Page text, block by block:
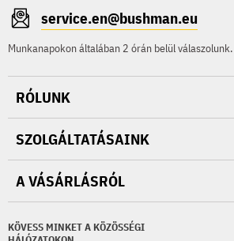
service.en@bushman.eu
Munkanapokon általában 2 órán belül válaszolunk.
KÖVESS MINKET A KÖZÖSSÉGI
RÓLUNK
SZOLGÁLTATÁSAINK
A VÁSÁRLÁSRÓL